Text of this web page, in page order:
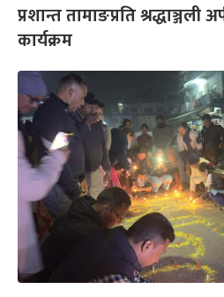
प्रशान्त तामाङप्रति श्रद्धाञ्जली
कार्यक्रम